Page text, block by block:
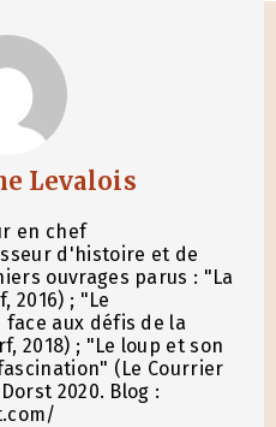
Levalois
en chef
d'histoire et de
ouvrages parus : "La
2016) ; "Le
aux défis de la
2018) ; "Le loup et son
(Le Courrier
2020. Blog :